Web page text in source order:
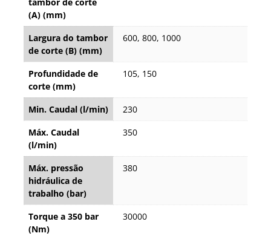
(A) (mm)
Largura do tambor
de corte (B) (mm)
600, 800, 1000
Profundidade de
corte (mm)
105, 150
Min. Caudal (l/min)
230
Máx. Caudal
(l/min)
350
Máx. pressão
hidráulica de
trabalho (bar)
380
Torque a 350 bar
(Nm)
30000